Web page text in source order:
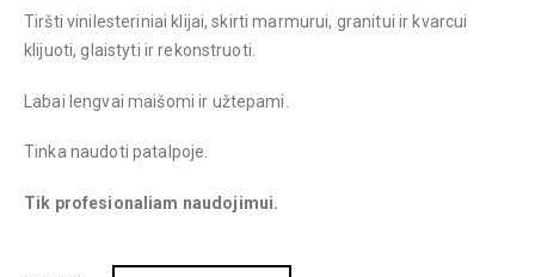
Tiršti vinilesteriniai klijai, skirti marmurui, granitui ir kvarcui
klijuoti, glaistyti ir rekonstruoti.
Labai lengvai maišomi ir užtepami.
Tinka naudoti patalpoje.
Tik profesionaliam naudojimui.